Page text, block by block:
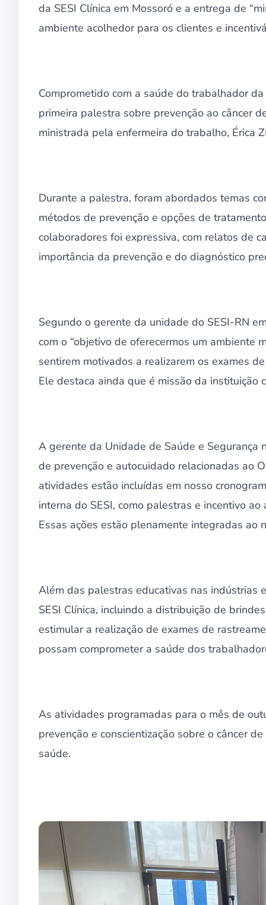
da SESI Clínica em Mossoró e a entrega de
ambiente acolhedor para os clientes e
Comprometido com a saúde do trabalhador
primeira palestra sobre prevenção ao câncer
ministrada pela enfermeira do trabalho, Érica
Durante a palestra, foram abordados temas
métodos de prevenção e opções de
colaboradores foi expressiva, com relatos de
importância da prevenção e do diagnóstico
Segundo o gerente da unidade do SESI-RN
com o “objetivo de oferecermos um ambiente
sentirem motivados a realizarem os exames
Ele destaca ainda que é missão da
A gerente da Unidade de Saúde e Segurança
de prevenção e autocuidado relacionadas ao
atividades estão incluídas em nosso
interna do SESI, como palestras e incentivo
Essas ações estão plenamente integradas ao
Além das palestras educativas nas indústrias
SESI Clínica, incluindo a distribuição de
estimular a realização de exames de
possam comprometer a saúde dos
As atividades programadas para o mês de
prevenção e conscientização sobre o câncer
saúde.